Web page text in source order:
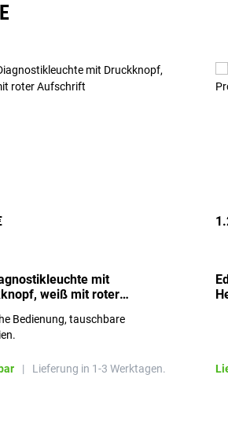
mit
weiß mit roter
Bedienung, tauschbare
| Lieferung in 1-3 Werktagen.